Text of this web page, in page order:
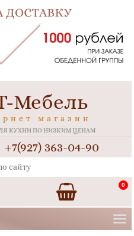
Мебель
магазин
КУХНИ ПО НИЗКИМ ЦЕНАМ
+7(927) 363-04-90
0